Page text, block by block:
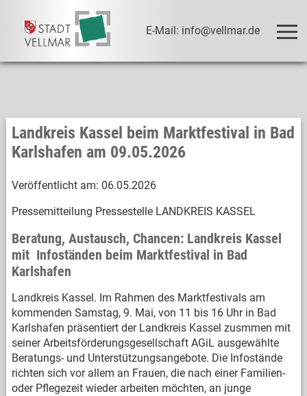
E-Mail: info@vellmar.de
Landkreis Kassel beim Marktfestival in Bad
Karlshafen am 09.05.2026
Veröffentlicht am: 06.05.2026
Pressemitteilung Pressestelle LANDKREIS KASSEL
Beratung, Austausch, Chancen: Landkreis Kassel
mit Infoständen beim Marktfestival in Bad
Karlshafen
Landkreis Kassel. Im Rahmen des Marktfestivals am
kommenden Samstag, 9. Mai, von 11 bis 16 Uhr in Bad
Karlshafen präsentiert der Landkreis Kassel zusmmen mit
seiner Arbeitsförderungsgesellschaft AGiL ausgewählte
Beratungs- und Unterstützungsangebote. Die Infostände
richten sich vor allem an Frauen, die nach einer Familien-
oder Pflegezeit wieder arbeiten möchten, an junge